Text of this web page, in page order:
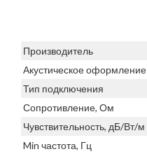
Производитель
Акустическое оформление
Тип подключения
Сопротивление, Ом
Чувствительность, дБ/Вт/м
Min частота, Гц